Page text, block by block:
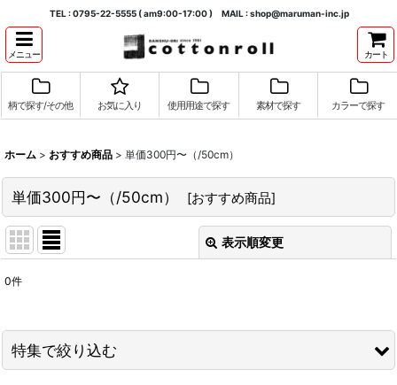
TEL : 0795-22-5555 ( am9:00-17:00 ) MAIL : shop@maruman-inc.jp
メニュー カート
柄で探す/その他 お気に入り 使用用途で探す 素材で探す カラーで探す
ホーム > おすすめ商品 > 単価300円〜（/50cm）
単価300円〜（/50cm） [おすすめ商品]
表示順変更
並び順 :
0件
特集で絞り込む